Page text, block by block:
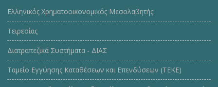
Ελληνικός Χρηματοοικονομικός Μεσολαβητής
Τειρεσίας
Διατραπεζικά Συστήματα - ΔΙΑΣ
Ταμείο Εγγύησης Καταθέσεων και Επενδύσεων (ΤΕΚE)